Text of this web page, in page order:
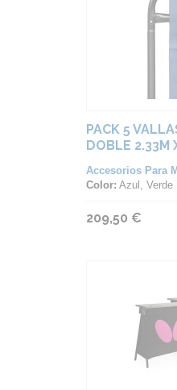
PACK 5
DOBLE 2.33M
Accesorios Para
Color: Azul, Verde
209,50 €